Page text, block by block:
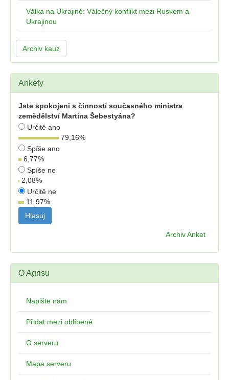
Válka na Ukrajině: Válečný konflikt mezi Ruskem a
Ukrajinou
Archiv kauz
Ankety
Jste spokojeni s činností současného ministra
zemědělství Martina Šebestyána?
Určitě ano
79,16%
Spíše ano
6,77%
Spíše ne
2,08%
Určitě ne
11,97%
Archiv Anket
O Agrisu
Napište nám
Přidat mezi oblíbené
O serveru
Mapa serveru